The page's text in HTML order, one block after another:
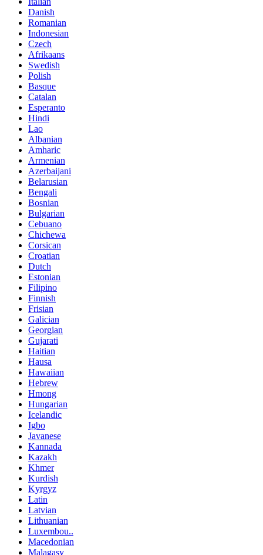
Danish
Romanian
Indonesian
Czech
Afrikaans
Swedish
Polish
Basque
Catalan
Esperanto
Hindi
Lao
Albanian
Amharic
Armenian
Azerbaijani
Belarusian
Bengali
Bosnian
Bulgarian
Cebuano
Chichewa
Corsican
Croatian
Dutch
Estonian
Filipino
Finnish
Frisian
Galician
Georgian
Gujarati
Haitian
Hausa
Hawaiian
Hebrew
Hmong
Hungarian
Icelandic
Igbo
Javanese
Kannada
Kazakh
Khmer
Kurdish
Kyrgyz
Latin
Latvian
Lithuanian
Luxembou..
Macedonian
Malagasy